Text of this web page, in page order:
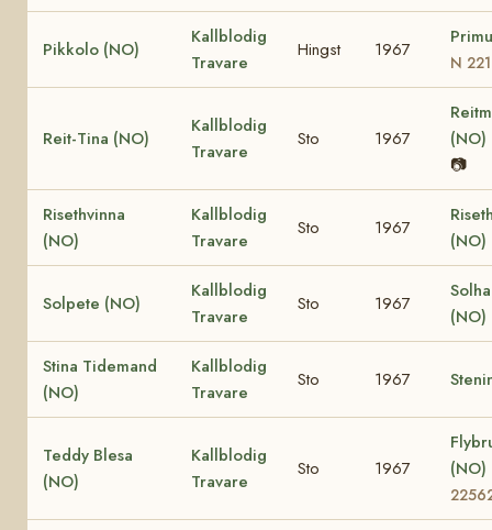
Pikkolo (NO)
Kallblodig
Travare
Hingst 1967
N
Reit-Tina (NO)
Kallblodig
Travare
Sto 1967
(NO)
📷
Risethvinna
(NO)
Kallblodig
Travare
Sto 1967
(NO)
Solpete (NO)
Kallblodig
Travare
Sto 1967
(NO)
Stina Tidemand
(NO)
Kallblodig
Travare
Sto 1967
Teddy Blesa
(NO)
Kallblodig
Travare
Sto 1967
(NO)